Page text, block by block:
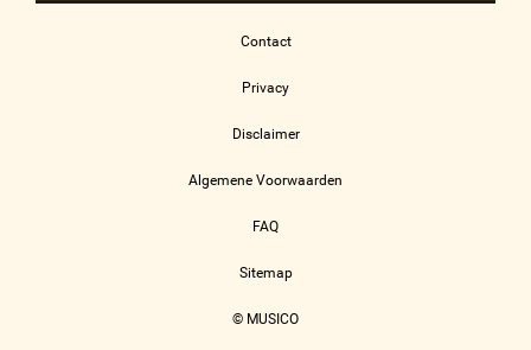
Contact
Privacy
Disclaimer
Algemene Voorwaarden
FAQ
Sitemap
© MUSICO